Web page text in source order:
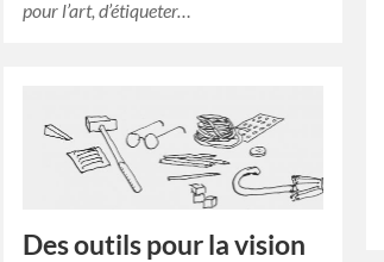
pour l’art, d’étiqueter…
Des outils pour la vision